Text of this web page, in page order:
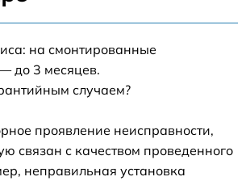
на смонтированные
до 3 месяцев.
случаем?
проявление неисправности,
связан с качеством проведенного
неправильная установка